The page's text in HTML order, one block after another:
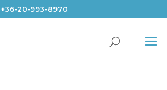
+36-20-993-8970